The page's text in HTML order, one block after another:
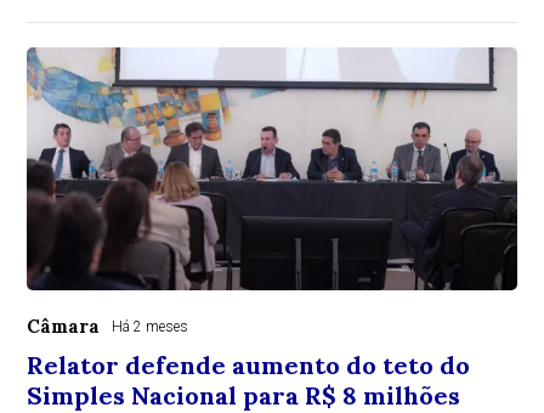
Câmara Há 2 meses
Relator defende aumento do teto do
Simples Nacional para R$ 8 milhões